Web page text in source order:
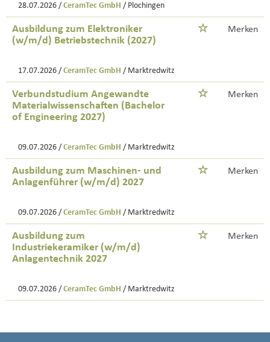
28.07.2026 / CeramTec GmbH / Plochingen
Ausbildung zum Elektroniker
(w/m/d) Betriebstechnik (2027)
Merken
17.07.2026 / CeramTec GmbH / Marktredwitz
Verbundstudium Angewandte
Materialwissenschaften (Bachelor
of Engineering 2027)
Merken
09.07.2026 / CeramTec GmbH / Marktredwitz
Ausbildung zum Maschinen- und
Anlagenführer (w/m/d) 2027
Merken
09.07.2026 / CeramTec GmbH / Marktredwitz
Ausbildung zum
Industriekeramiker (w/m/d)
Anlagentechnik 2027
Merken
09.07.2026 / CeramTec GmbH / Marktredwitz